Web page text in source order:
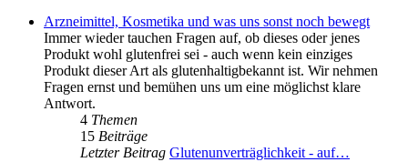
Arzneimittel, Kosmetika und was uns sonst noch bewegt
Immer wieder tauchen Fragen auf, ob dieses oder jenes
Produkt wohl glutenfrei sei - auch wenn kein einziges
Produkt dieser Art als glutenhaltigbekannt ist. Wir nehmen
Fragen ernst und bemühen uns um eine möglichst klare
Antwort.
4 Themen
15 Beiträge
Letzter Beitrag Glutenunverträglichkeit - auf…